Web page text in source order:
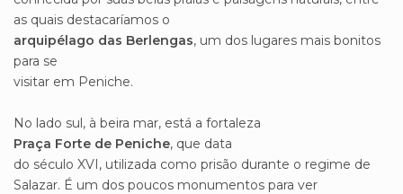
as quais destacaríamos o
arquipélago das Berlengas, um dos lugares mais bonitos
para se
visitar em Peniche.
No lado sul, à beira mar, está a fortaleza
Praça Forte de Peniche, que data
do século XVI, utilizada como prisão durante o regime de
Salazar. É um dos poucos monumentos para ver